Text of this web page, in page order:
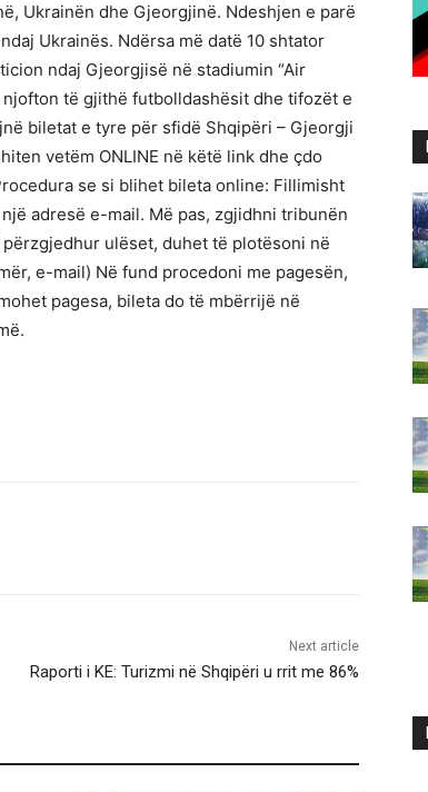
Ukrainën dhe Gjeorgjinë. Ndeshjen e parë
Ukrainës. Ndërsa më datë 10 shtator
ndaj Gjeorgjisë në stadiumin “Air
njofton të gjithë futbolldashësit dhe tifozët e
biletat e tyre për sfidë Shqipëri – Gjeorgji
vetëm ONLINE në këtë link dhe çdo
se si blihet bileta online: Fillimisht
adresë e-mail. Më pas, zgjidhni tribunën
ulëset, duhet të plotësoni në
e-mail) Në fund procedoni me pagesën,
pagesa, bileta do të mbërrijë në
Next article
Raporti i KE: Turizmi në Shqipëri u rrit me 86%